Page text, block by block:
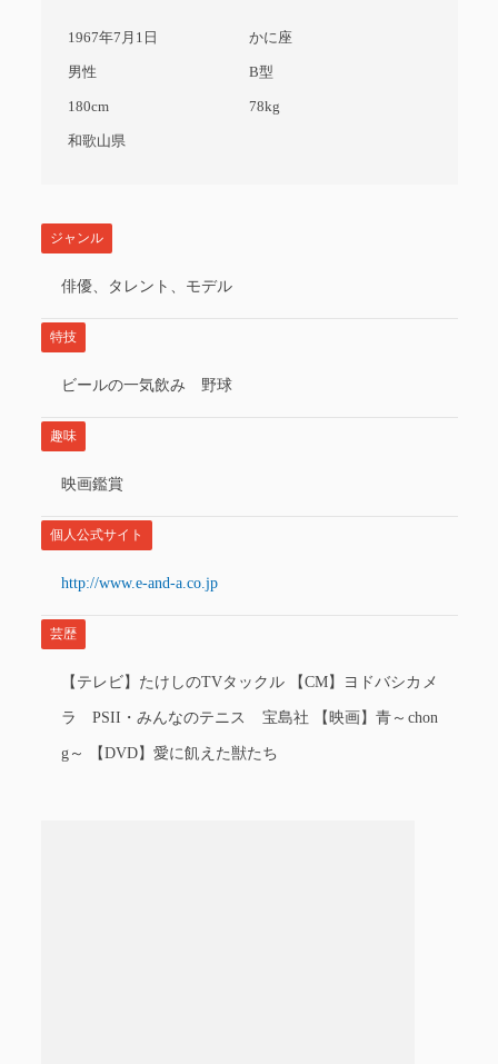
1967年7月1日 かに座
男性 B型
180cm 78kg
和歌山県
ジャンル
俳優、タレント、モデル
特技
ビールの一気飲み 野球
趣味
映画鑑賞
個人公式サイト
http://www.e-and-a.co.jp
芸歴
【テレビ】たけしのTVタックル 【CM】ヨドバシカメ
ラ PSII・みんなのテニス 宝島社 【映画】青～chon
g～ 【DVD】愛に飢えた獣たち